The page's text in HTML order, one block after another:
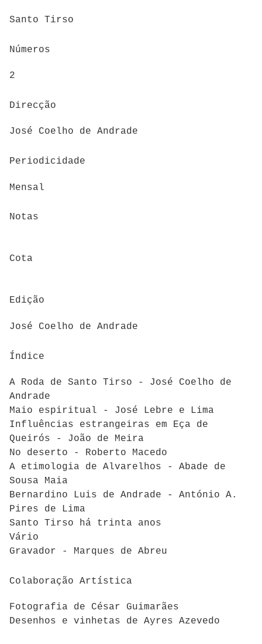
Santo Tirso
Números
2
Direcção
José Coelho de Andrade
Periodicidade
Mensal
Notas
Cota
Edição
José Coelho de Andrade
Índice
A Roda de Santo Tirso - José Coelho de
Andrade
Maio espiritual - José Lebre e Lima
Influências estrangeiras em Eça de
Queirós - João de Meira
No deserto - Roberto Macedo
A etimologia de Alvarelhos - Abade de
Sousa Maia
Bernardino Luis de Andrade - António A.
Pires de Lima
Santo Tirso há trinta anos
Vário
Gravador - Marques de Abreu
Colaboração Artística
Fotografia de César Guimarães
Desenhos e vinhetas de Ayres Azevedo